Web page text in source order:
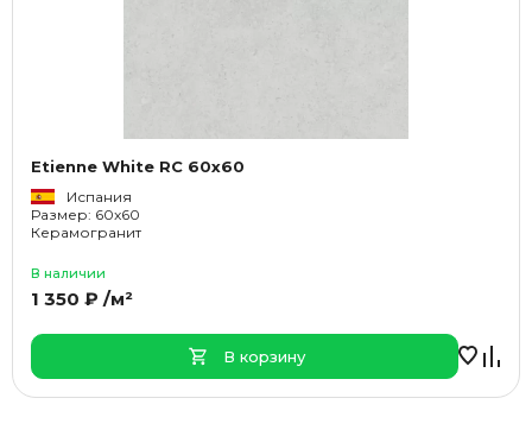
Etienne White RC 60x60
Испания
Размер: 60x60
Керамогранит
В наличии
1 350 ₽ /м²
В корзину